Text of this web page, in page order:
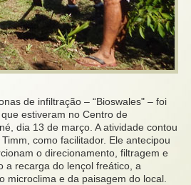
de infiltração – “Bioswales" – foi
estiveram no Centro de
dia 13 de março. A atividade contou
como facilitador. Ele antecipou
o direcionamento, filtragem e
a recarga do lençol freático, a
e da paisagem do local.